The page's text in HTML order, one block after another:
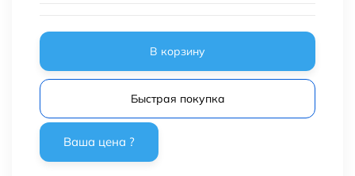
В корзину
Быстрая покупка